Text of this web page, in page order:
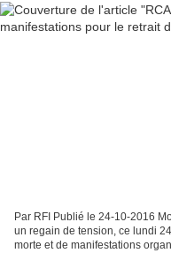
Par RFI Publié le 24-10-2016
un regain de tension, ce lundi
morte et de manifestations